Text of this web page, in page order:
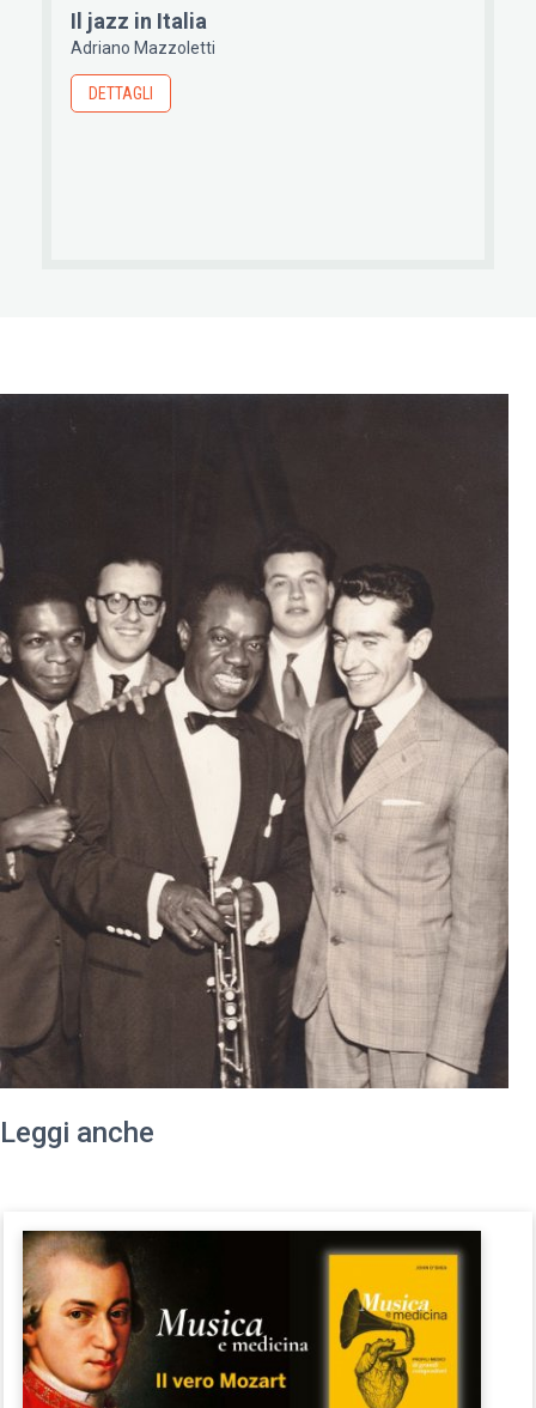
Il jazz in Italia
Adriano Mazzoletti
DETTAGLI
Leggi anche